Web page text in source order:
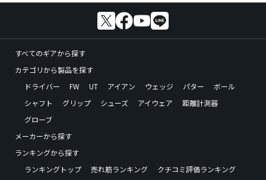
すべてのギアから探す
カテゴリから製品を探す
ドライバー
FW UT アイアン ウェッジ パター
ボール
シャフト
グリップ シューズ アイウェア
距離計測器
グローブ
メーカーから探す
ランキングから探す
ランキングトップ
売れ筋ランキング
クチコミ評価ランキング